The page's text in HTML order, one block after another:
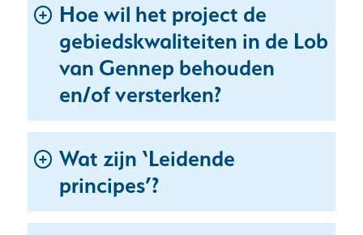
Hoe wil het project de
gebiedskwaliteiten in de Lob
van Gennep behouden
en/of versterken?
Wat zijn ‘Leidende
principes’?